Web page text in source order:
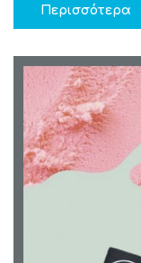
Περισσότερα